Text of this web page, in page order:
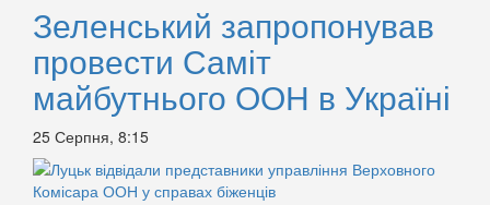
Зеленський запропонував
провести Саміт
майбутнього ООН в Україні
25 Серпня, 8:15